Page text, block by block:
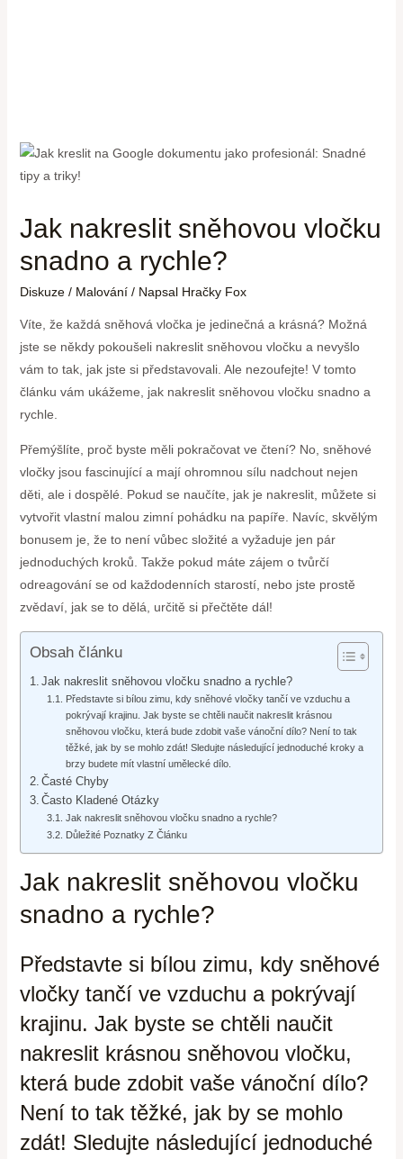
Jak nakreslit sněhovou vločku
snadno a rychle?
Diskuze / Malování/ Napsal Hračky Fox
Víte, že každá sněhová vločka je jedinečná a krásná? Možná
jste se někdy pokoušeli nakreslit sněhovou vločku a nevyšlo
vám to tak, jak jste si představovali. Ale nezoufejte! V tomto
článku vám ukážeme, jak nakreslit sněhovou vločku snadno a
rychle.
Přemýšlíte, proč byste měli pokračovat ve čtení? No, sněhové
vločky jsou fascinující a mají ohromnou sílu nadchout nejen
děti, ale i dospělé. Pokud se naučíte, jak je nakreslit, můžete si
vytvořit vlastní malou zimní pohádku na papíře. Navíc, skvělým
bonusem je, že to není vůbec složité a vyžaduje jen pár
jednoduchých kroků. Takže pokud máte zájem o tvůrčí
odreagování se od každodenních starostí, nebo jste prostě
zvědaví, jak se to dělá, určitě si přečtěte dál!
Obsah článku
Jak nakreslit sněhovou vločku snadno a rychle?
Představte si bílou zimu, kdy sněhové vločky tančí ve vzduchu a
pokrývají krajinu. Jak byste se chtěli naučit nakreslit krásnou
sněhovou vločku, která bude zdobit vaše vánoční dílo? Není to tak
těžké, jak by se mohlo zdát! Sledujte následující jednoduché kroky a
brzy budete mít vlastní umělecké dílo.
Časté Chyby
Často Kladené Otázky
Jak nakreslit sněhovou vločku snadno a rychle?
Důležité Poznatky Z Článku
Jak nakreslit sněhovou vločku
snadno a rychle?
Představte si bílou zimu, kdy sněhové
vločky tančí ve vzduchu a pokrývají
krajinu. Jak byste se chtěli naučit
nakreslit krásnou sněhovou vločku,
která bude zdobit vaše vánoční dílo?
Není to tak těžké, jak by se mohlo
zdát! Sledujte následující jednoduché